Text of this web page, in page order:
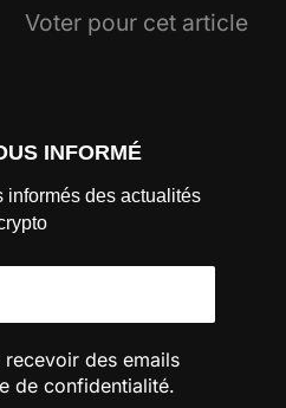
Voter pour cet article
INFORMÉ
informés des actualités
des emails
de confidentialité.